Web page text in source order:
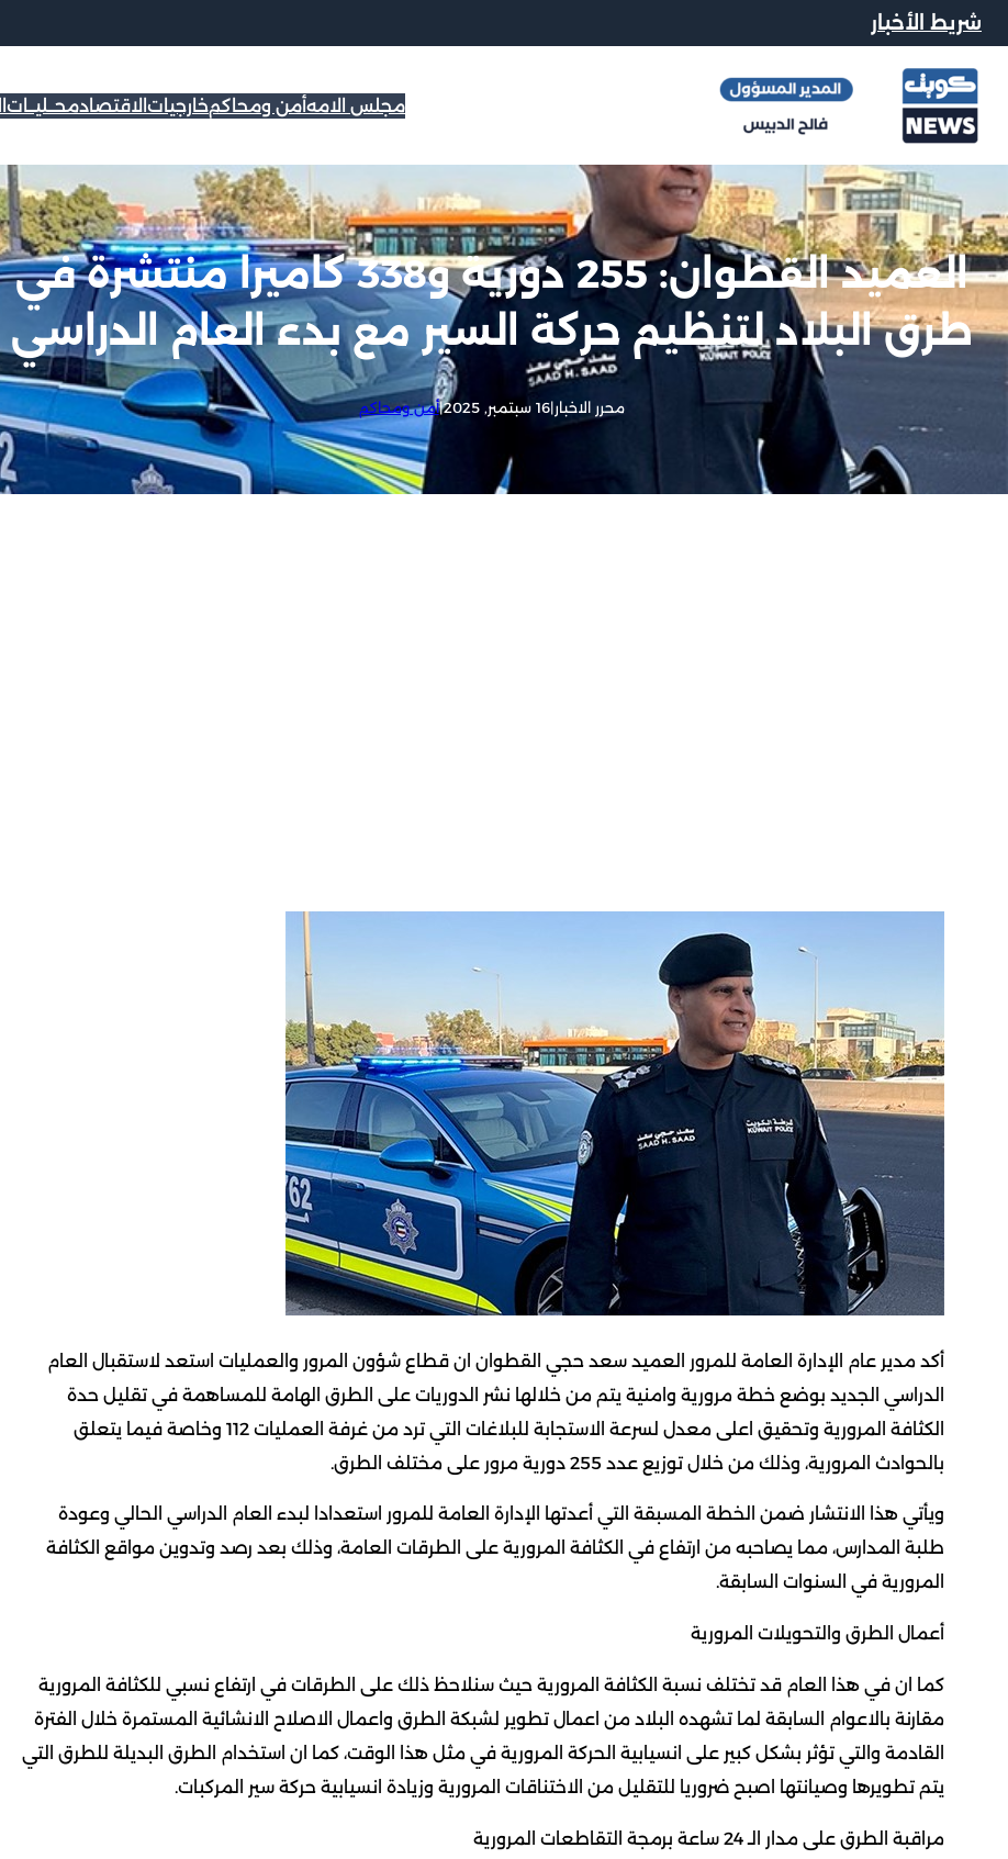
شريط الأخبار
مجلس الامهأمن ومحاكمخارجيات الاقتصادمحــليــات
العميد القطوان: 255 دورية و338 كاميرا منتشرة في
طرق البلاد لتنظيم حركة السير مع بدء العام الدراسي
محرر الاخبار|16 سبتمبر, 2025 |أمن ومحاكم
أكد مدير عام الإدارة العامة للمرور العميد سعد حجي القطوان ان قطاع شؤون المرور والعمليات استعد لاستقبال العام
الدراسي الجديد بوضع خطة مرورية وامنية يتم من خلالها نشر الدوريات على الطرق الهامة للمساهمة في تقليل حدة
الكثافة المرورية وتحقيق اعلى معدل لسرعة الاستجابة للبلاغات التي ترد من غرفة العمليات 112 وخاصة فيما يتعلق
بالحوادث المرورية، وذلك من خلال توزيع عدد 255 دورية مرور على مختلف الطرق.
ويأتي هذا الانتشار ضمن الخطة المسبقة التي أعدتها الإدارة العامة للمرور استعدادا لبدء العام الدراسي الحالي وعودة
طلبة المدارس، مما يصاحبه من ارتفاع في الكثافة المرورية على الطرقات العامة، وذلك بعد رصد وتدوين مواقع الكثافة
المرورية في السنوات السابقة.
أعمال الطرق والتحويلات المرورية
كما ان في هذا العام قد تختلف نسبة الكثافة المرورية حيث سنلاحظ ذلك على الطرقات في ارتفاع نسبي للكثافة المرورية
مقارنة بالاعوام السابقة لما تشهده البلاد من اعمال تطوير لشبكة الطرق واعمال الاصلاح الانشائية المستمرة خلال الفترة
القادمة والتي تؤثر بشكل كبير على انسيابية الحركة المرورية في مثل هذا الوقت، كما ان استخدام الطرق البديلة للطرق التي
يتم تطويرها وصيانتها اصبح ضروريا للتقليل من الاختناقات المرورية وزيادة انسيابية حركة سير المركبات.
مراقبة الطرق على مدار الـ 24 ساعة برمجة التقاطعات المرورية